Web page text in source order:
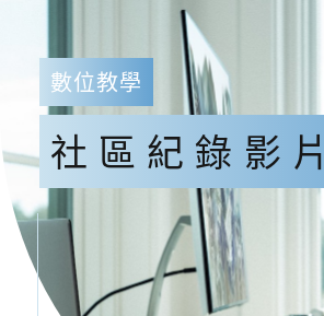
數位教學
社區紀錄影片